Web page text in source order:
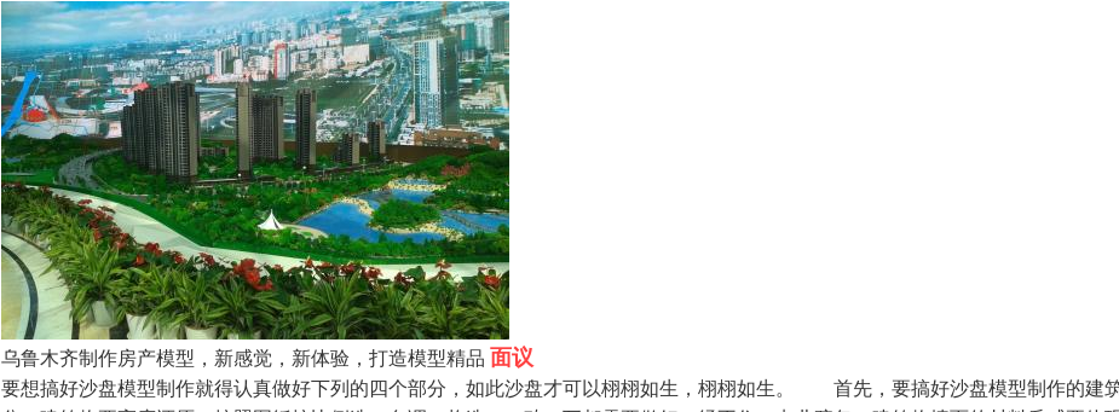
乌鲁木齐制作房产模型，新感觉，新体验，打造模型精品 面议
要想搞好沙盘模型制作就得认真做好下列的四个部分，如此沙盘才可以栩栩如生，栩栩如生。 首先，要搞好沙盘模型制作的建